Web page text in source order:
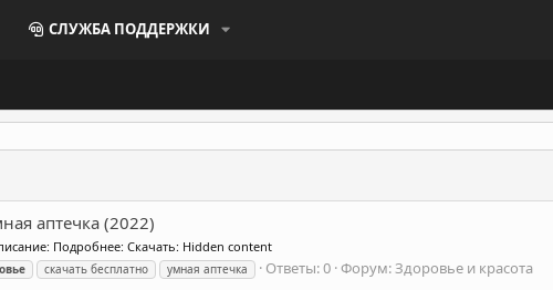
СЛУЖБА ПОДДЕРЖКИ
аптечка (2022)
Подробнее: Скачать: Hidden content
скачать бесплатно умная аптечка Ответы: 0 Форум:Здоровье и красота